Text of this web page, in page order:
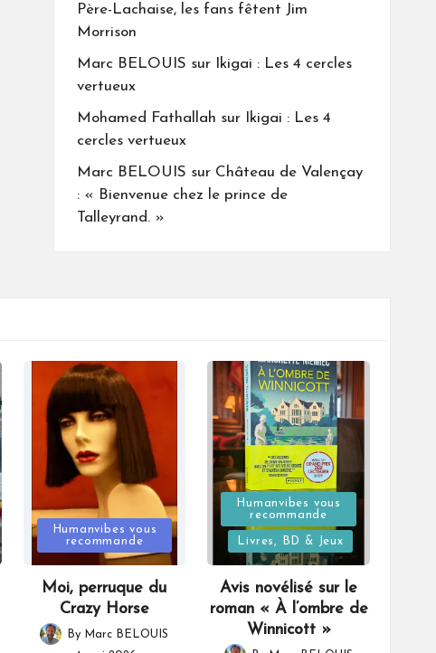
Père-Lachaise, les fans fêtent Jim
Morrison
Marc BELOUIS sur
Ikigai : Les 4 cercles
vertueux
Mohamed Fathallah sur
Ikigai : Les 4
cercles vertueux
Marc BELOUIS sur Château de Valençay
: « Bienvenue chez le prince de
Talleyrand. »
Posted
in
Humanvibes vous
recommande
Moi, perruque du
Crazy Horse
Posted
By Marc BELOUIS
Posted
in
Humanvibes vous
recommande
Livres, BD & Jeux
Avis novélisé sur le
roman « À l’ombre de
Winnicott »